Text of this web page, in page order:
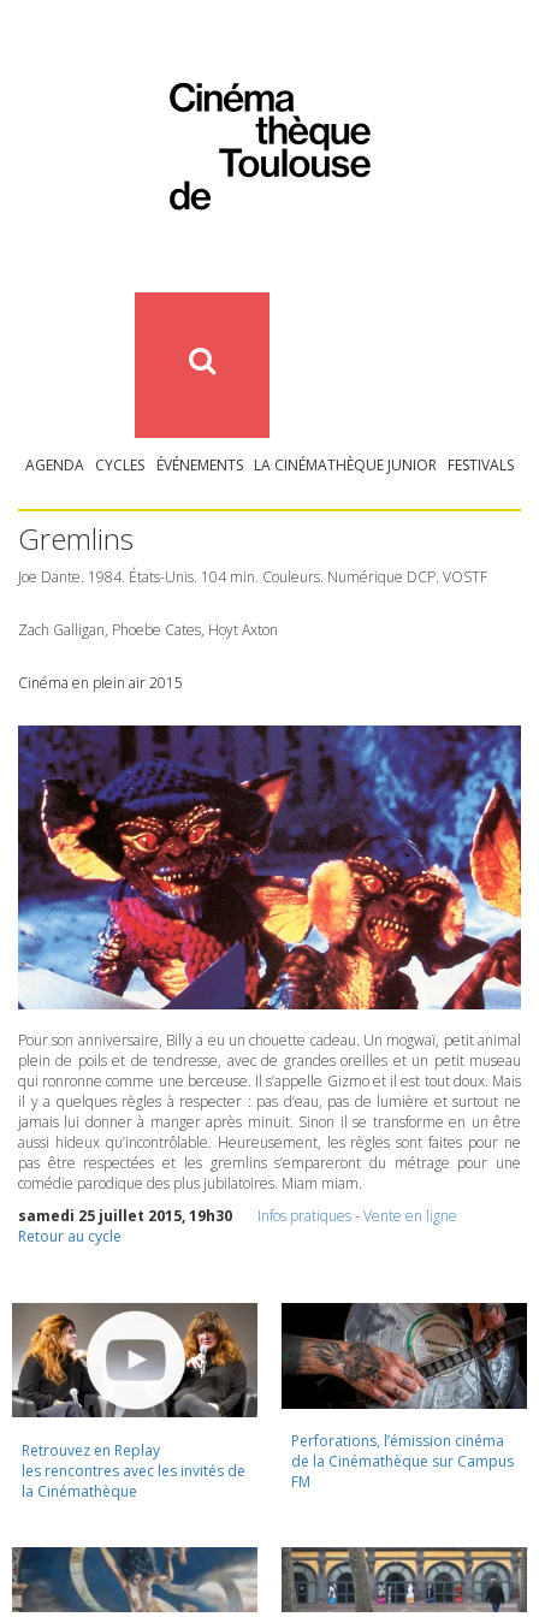
AGENDA CYCLES ÉVÉNEMENTS LA CINÉMATHÈQUE JUNIOR FESTIVALS
Gremlins
Joe Dante. 1984. États-Unis. 104 min. Couleurs. Numérique DCP. VOSTF
Zach Galligan, Phoebe Cates, Hoyt Axton
Cinéma en plein air 2015
Pour son anniversaire, Billy a eu un chouette cadeau. Un mogwaï, petit animal
plein de poils et de tendresse, avec de grandes oreilles et un petit museau
qui ronronne comme une berceuse. Il s’appelle Gizmo et il est tout doux. Mais
il y a quelques règles à respecter : pas d’eau, pas de lumière et surtout ne
jamais lui donner à manger après minuit. Sinon il se transforme en un être
aussi hideux qu’incontrôlable. Heureusement, les règles sont faites pour ne
pas être respectées et les gremlins s’empareront du métrage pour une
comédie parodique des plus jubilatoires. Miam miam.
samedi 25 juillet 2015, 19h30
Infos pratiques-Vente en ligne
Retour au cycle
Retrouvez en Replay
les rencontres avec les invités de
la Cinémathèque
Perforations, l’émission cinéma
de la Cinémathèque sur Campus
FM